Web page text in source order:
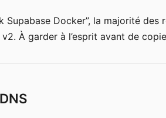
Supabase Docker”, la majorité
À garder à l’esprit avant de